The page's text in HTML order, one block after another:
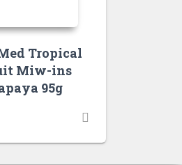
Tropical
Miw-ins
95g